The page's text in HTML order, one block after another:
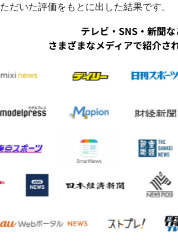
ただいた評価をもとに出した結果です。
テレビ・SNS・新聞
さまざまなメディアで紹介さ